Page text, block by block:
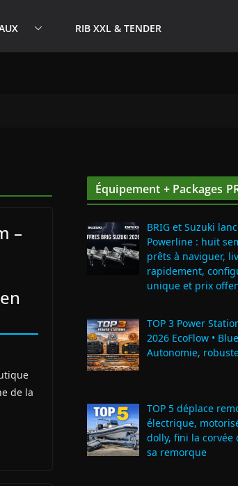
RIB XXL & TENDER
–
de la
Équipement + Packages
BRIG et Suzuki
Powerline : huit
prêts à naviguer,
rapidement,
unique et prix
TOP 3 Power
2026 EcoFlow •
Autonomie,
TOP 5 déplace
électrique,
dolly, fini la corvée
sa remorque